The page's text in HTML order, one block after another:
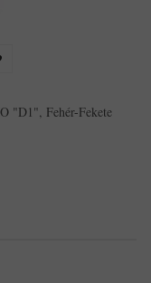
"D1", Fehér-Fekete